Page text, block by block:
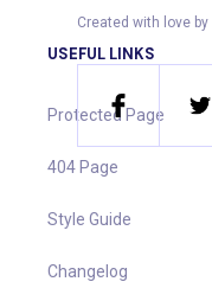
USEFUL LINKS
Protected Page
404 Page
Style Guide
Changelog
Created with love by